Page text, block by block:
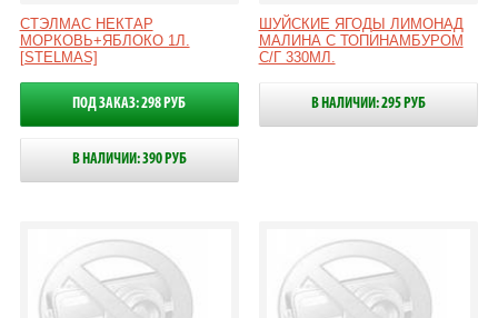
СТЭЛМАС НЕКТАР
МОРКОВЬ+ЯБЛОКО 1Л.
[STELMAS]
ПОД ЗАКАЗ: 298 РУБ
В НАЛИЧИИ: 390 РУБ
ШУЙСКИЕ ЯГОДЫ ЛИМОНАД
МАЛИНА С ТОПИНАМБУРОМ
С/Г 330МЛ.
В НАЛИЧИИ: 295 РУБ